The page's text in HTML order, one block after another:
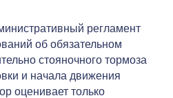
регламент
об обязательном
стояночного тормоза
и начала движения
оценивает только